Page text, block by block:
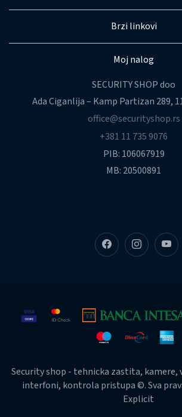
Brzi linkovi
Moj nalog
SECURITY SHOP doo
Ada Ciganlija – Kamp Partizan 289,
office@securityshop.rs
+381 11 735 9076
PIB: 106067919
MB: 20500891
Security shop - tehnicka zastita, kamere,
interfoni, kontrola pristupa ©. Sva
Explicit